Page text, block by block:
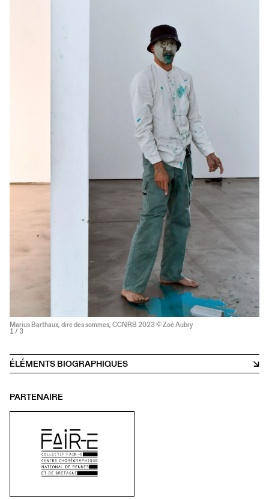
Marius Barthaux, dire des sommes, CCNRB 2023 © Zoé Aubry
1 / 3
ÉLÉMENTS BIOGRAPHIQUES
PARTENAIRE